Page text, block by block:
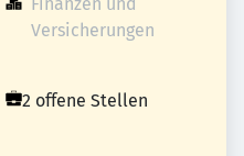
Versicherungen
2 offene Stellen